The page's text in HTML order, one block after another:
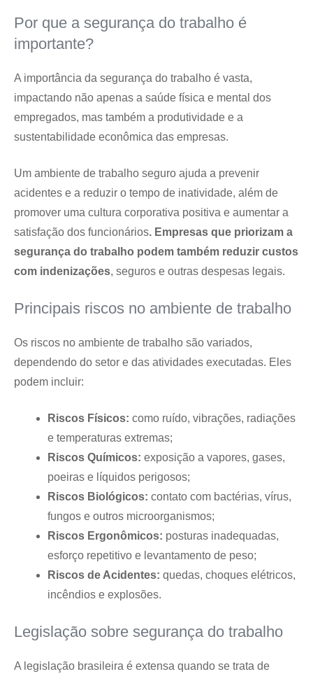
Por que a segurança do trabalho é
importante?
A importância da segurança do trabalho é vasta,
impactando não apenas a saúde física e mental dos
empregados, mas também a produtividade e a
sustentabilidade econômica das empresas.
Um ambiente de trabalho seguro ajuda a prevenir
acidentes e a reduzir o tempo de inatividade, além de
promover uma cultura corporativa positiva e aumentar a
satisfação dos funcionários. Empresas que priorizam a
segurança do trabalho podem também reduzir custos
com indenizações, seguros e outras despesas legais.
Principais riscos no ambiente de trabalho
Os riscos no ambiente de trabalho são variados,
dependendo do setor e das atividades executadas. Eles
podem incluir:
Riscos Físicos: como ruído, vibrações, radiações
e temperaturas extremas;
Riscos Químicos: exposição a vapores, gases,
poeiras e líquidos perigosos;
Riscos Biológicos: contato com bactérias, vírus,
fungos e outros microorganismos;
Riscos Ergonômicos: posturas inadequadas,
esforço repetitivo e levantamento de peso;
Riscos de Acidentes: quedas, choques elétricos,
incêndios e explosões.
Legislação sobre segurança do trabalho
A legislação brasileira é extensa quando se trata de